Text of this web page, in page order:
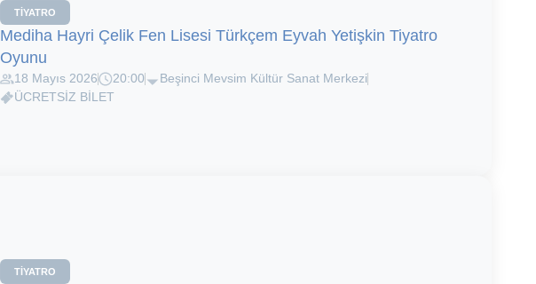
TIYATRO
Mediha Hayri Çelik Fen Lisesi Türkçem Eyvah Yetişkin Tiyatro
Oyunu
18 Mayıs 2026 20:00
Beşinci Mevsim Kültür Sanat Merkezi
ÜCRETSİZ BİLET
TIYATRO